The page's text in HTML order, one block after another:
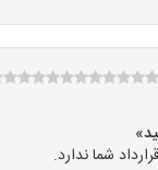
شما ندارد.